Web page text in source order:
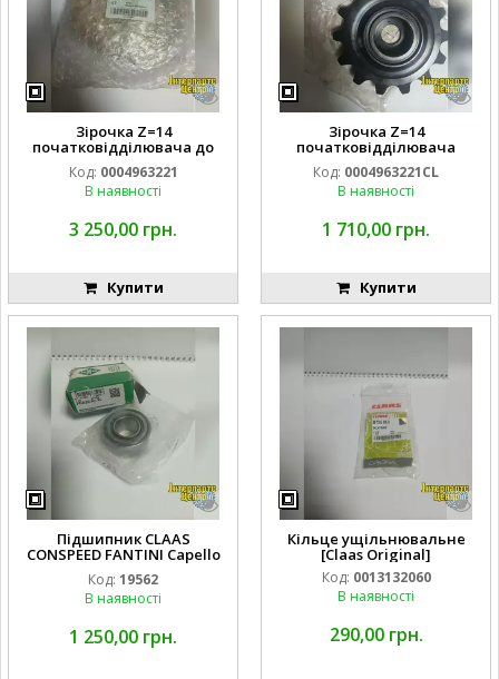
Зірочка Z=14
початковідділювача до
техніки Claas (ORIGINAL)
Код: 0004963221
В наявності
3 250,00 грн.
Купити
Зірочка Z=14
початковідділювача
CLASS CONSPEED
Код: 0004963221CL
В наявності
1 710,00 грн.
Купити
Підшипник CLAAS
CONSPEED FANTINI Capello
214046.0 19562 02103806
02103800 INA
Код: 19562
В наявності
1 250,00 грн.
Кільце ущільнювальне
[Claas Original]
Код: 0013132060
В наявності
290,00 грн.